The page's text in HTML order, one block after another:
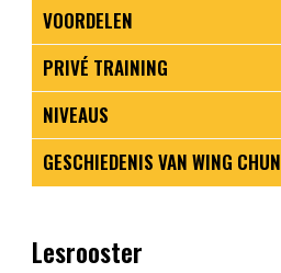
VOORDELEN
PRIVÉ TRAINING
NIVEAUS
GESCHIEDENIS VAN WING CHUN
Lesrooster